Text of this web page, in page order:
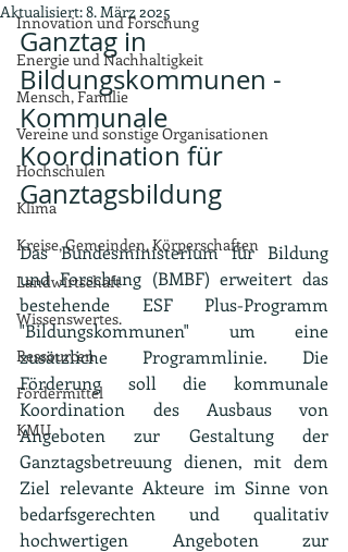
Innovation und Forschung
Energie und Nachhaltigkeit
Mensch, Familie
Vereine und sonstige Organisationen
Hochschulen
Klima
Kreise, Gemeinden, Körperschaften
Landwirtschaft
Wissenswertes.
Ressourcen
Fördermittel
KMU
Aktualisiert:8. März 2025
Ganztag in
Bildungskommunen -
Kommunale
Koordination für
Ganztagsbildung
Das Bundesministerium für Bildung
und Forschung (BMBF) erweitert das
bestehende ESF Plus-Programm
"Bildungskommunen" um eine
zusätzliche Programmlinie. Die
Förderung soll die kommunale
Koordination des Ausbaus von
Angeboten zur Gestaltung der
Ganztagsbetreuung dienen, mit dem
Ziel relevante Akteure im Sinne von
bedarfsgerechten und qualitativ
hochwertigen Angeboten zur